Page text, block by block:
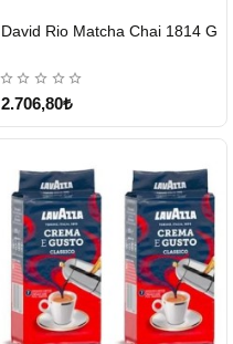
GÖNDERİ
David Rio Matcha Chai 1814 G
2.706,80₺